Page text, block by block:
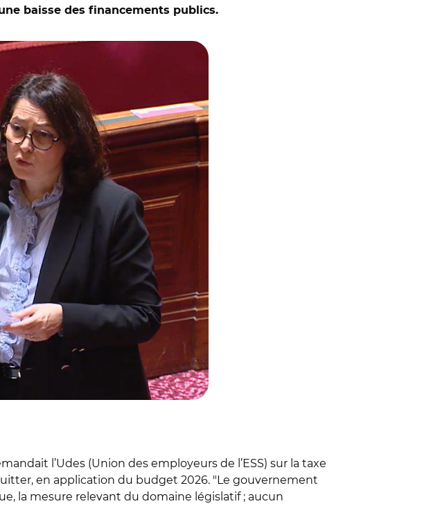
baisse des financements publics.
l’Udes (Union des employeurs de l’ESS) sur la taxe
en application du budget 2026. "Le gouvernement
la mesure relevant du domaine législatif ; aucun